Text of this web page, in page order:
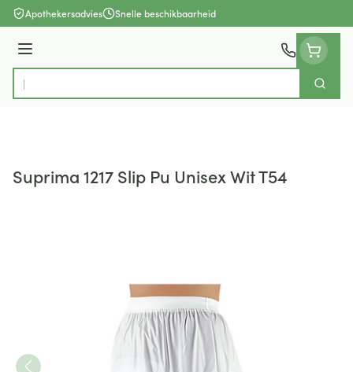
Ga naar de inhoud
Apothekersadvies Snelle beschikbaarheid
Menu
Product, merk, categorie...
Zoek
Suprima 1217 Slip Pu Unisex Wit T54